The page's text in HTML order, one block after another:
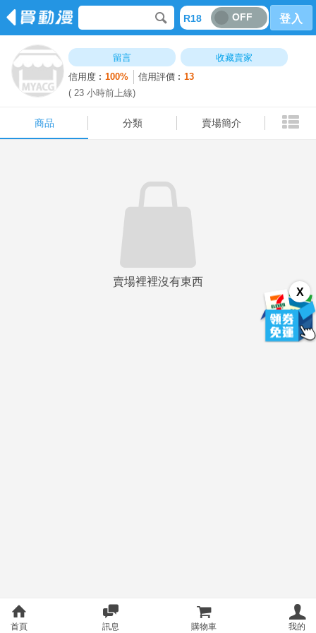
R18 OFF 登入
留言
收藏賣家
信用度︰100% 信用評價︰13
( 23 小時前上線)
商品 分類 賣場簡介
X
賣場裡裡沒有東西
商品 分類 賣場簡介
首頁 訊息 購物車 我的